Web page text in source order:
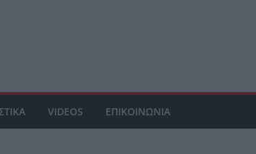
VIDEOS ΕΠΙΚΟΙΝΩΝΙΑ